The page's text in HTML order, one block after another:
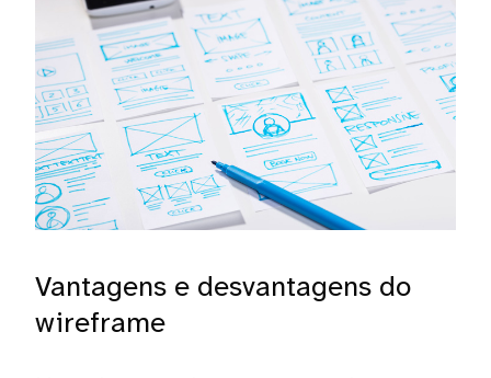
Vantagens e desvantagens do
wireframe